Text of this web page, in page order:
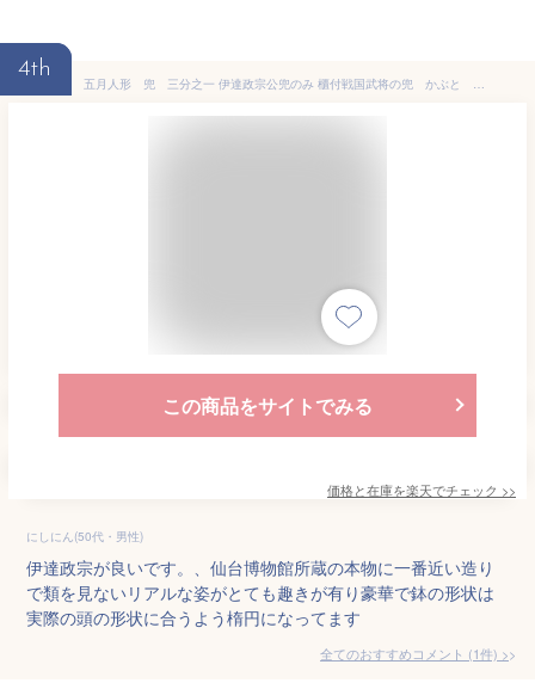
4th
五月人形 兜 三分之一 伊達政宗公兜のみ 櫃付戦国武将の兜 かぶと 兜飾り コンパクト 端午の節句 初節句 お祝い 誕生祝い プレゼント こどもの日 海外へのお土産 こだわりの兜 日本文化 日本伝統 日本土産 菖蒲の節句 伝統工芸 総角結び
この商品をサイトでみる
価格と在庫を楽天でチェック >>
にしにん(50代・男性)
伊達政宗が良いです。、仙台博物館所蔵の本物に一番近い造り
で類を見ないリアルな姿がとても趣きが有り豪華で鉢の形状は
実際の頭の形状に合うよう楕円になってます
全てのおすすめコメント (1件) >